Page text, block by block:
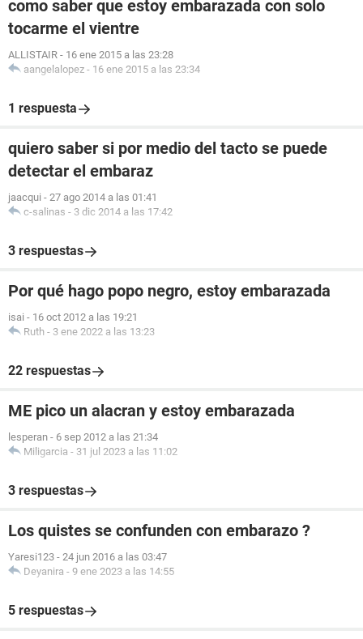
como saber que estoy embarazada con solo
tocarme el vientre
ALLISTAIR - 16 ene 2015 a las 23:28
aangelalopez - 16 ene 2015 a las 23:34
1 respuesta
quiero saber si por medio del tacto se puede
detectar el embaraz
jaacqui - 27 ago 2014 a las 01:41
c-salinas - 3 dic 2014 a las 17:42
3 respuestas
Por qué hago popo negro, estoy embarazada
isai - 16 oct 2012 a las 19:21
Ruth - 3 ene 2022 a las 13:23
22 respuestas
ME pico un alacran y estoy embarazada
lesperan - 6 sep 2012 a las 21:34
Miligarcia - 31 jul 2023 a las 11:02
3 respuestas
Los quistes se confunden con embarazo ?
Yaresi123 - 24 jun 2016 a las 03:47
Deyanira - 9 ene 2023 a las 14:55
5 respuestas